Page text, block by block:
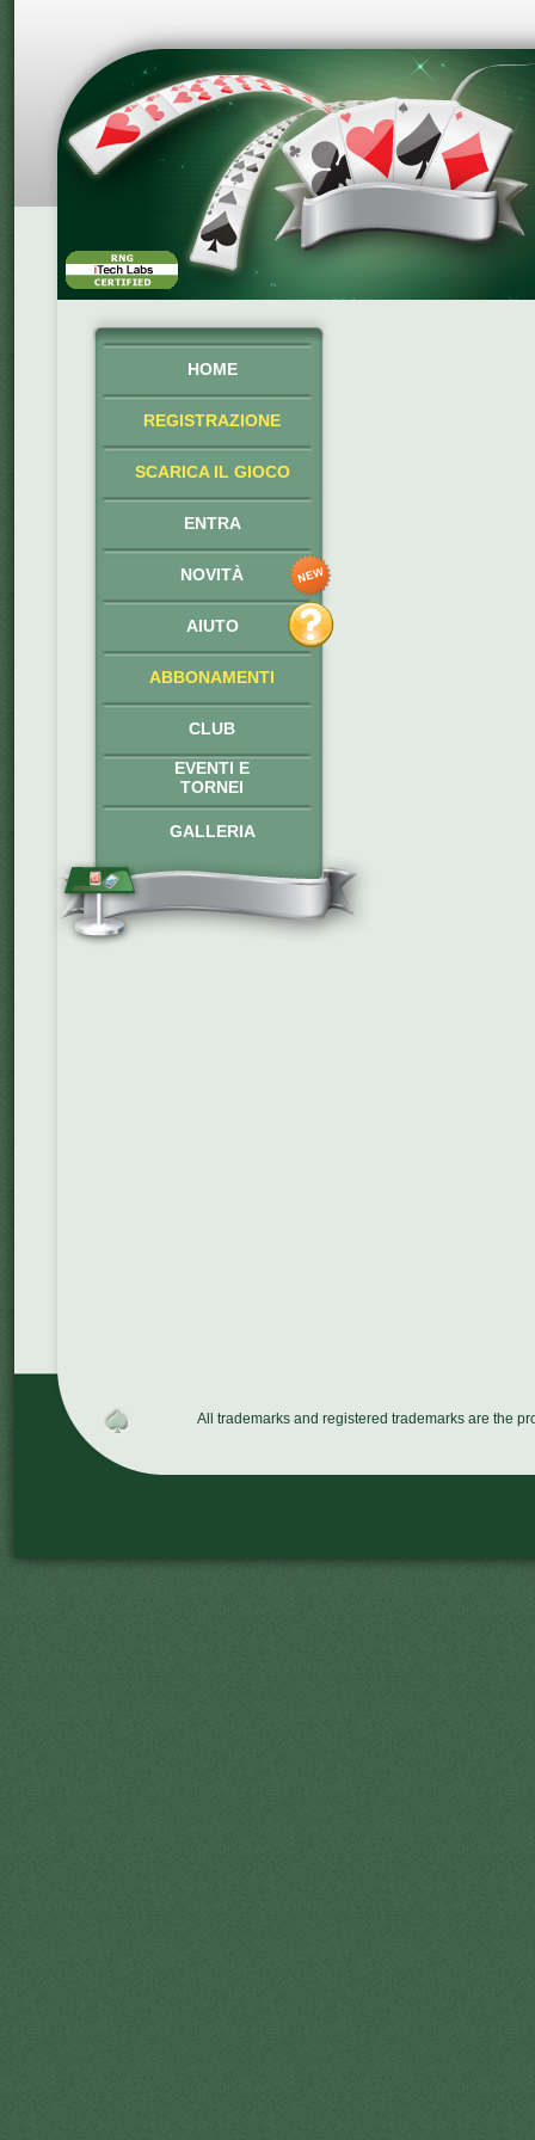
HOME
REGISTRAZIONE
SCARICA IL GIOCO
ENTRA
NOVITÀ
AIUTO
ABBONAMENTI
CLUB
EVENTI E
TORNEI
GALLERIA
All trademarks and registered trademarks are the